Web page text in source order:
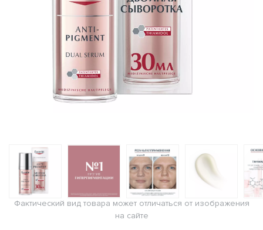
Фактический вид товара может отличаться от изображения
на сайте